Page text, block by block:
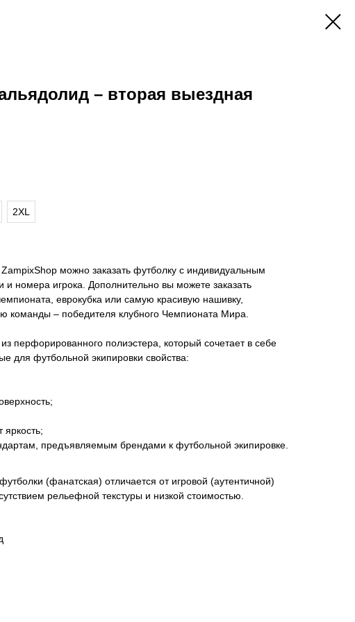
– вторая выездная
2XL
можно заказать футболку с индивидуальным
номера игрока. Дополнительно вы можете заказать
еврокубка или самую красивую нашивку,
команды – победителя клубного Чемпионата Мира.
перфорированного полиэстера, который сочетает в себе
для футбольной экипировки свойства:
яркость;
предъявляемым брендами к футбольной экипировке.
(фанатская) отличается от игровой (аутентичной)
рельефной текстуры и низкой стоимостью.